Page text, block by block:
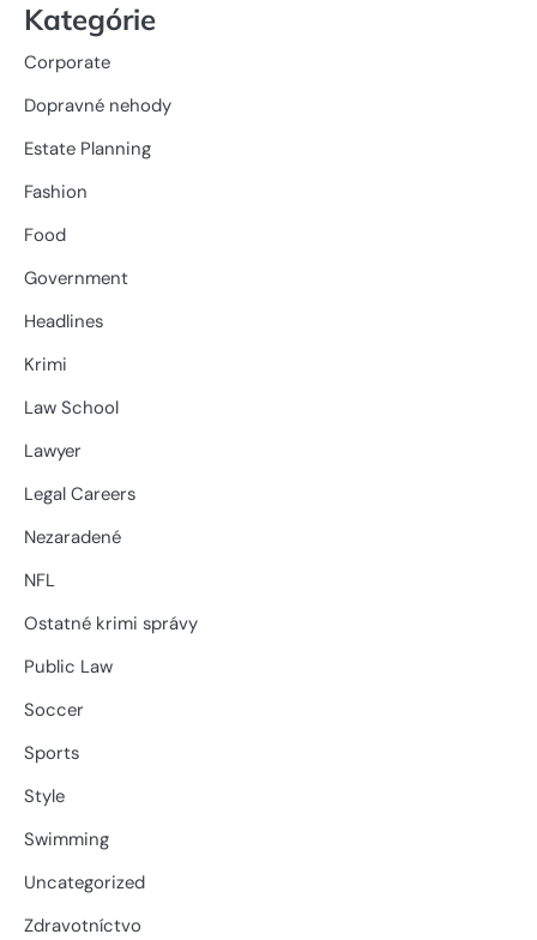
Kategórie
Corporate
Dopravné nehody
Estate Planning
Fashion
Food
Government
Headlines
Krimi
Law School
Lawyer
Legal Careers
Nezaradené
NFL
Ostatné krimi správy
Public Law
Soccer
Sports
Style
Swimming
Uncategorized
Zdravotníctvo